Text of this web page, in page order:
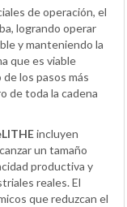
de operación, el
logrando operar
y manteniendo la
que es viable
los pasos más
de toda la cadena
incluyen
un tamaño
productiva y
reales. El
que reduzcan el